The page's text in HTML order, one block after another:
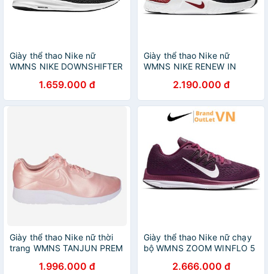
Giày thể thao Nike nữ
WMNS NIKE DOWNSHIFTER
BrandOutLetvn
1.659.000 đ
Giày thể thao Nike nữ
WMNS NIKE RENEW IN
BrandOutLetvn
2.190.000 đ
Giày thể thao Nike nữ thời
trang WMNS TANJUN PREM
1.996.000 đ
Giày thể thao Nike nữ chạy
bộ WMNS ZOOM WINFLO 5
2.666.000 đ